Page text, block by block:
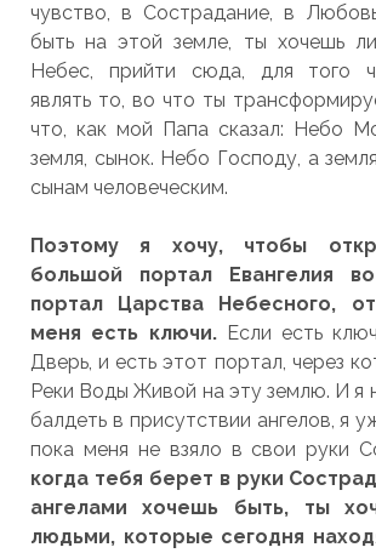
чувство, в Сострадание, в
быть на этой земле, ты хочешь
Небес, прийти сюда, для того
являть то, во что ты
что, как мой Папа сказал: Небо
земля, сынок. Небо Господу, а
сынам человеческим.
Поэтому я хочу, чтобы
большой портал Евангелия
портал Царства Небесного,
меня есть ключи.Если есть
Дверь, и есть этот портал, через
Реки Воды Живой на эту землю. И я
балдеть в присутствии ангелов, я
пока меня не взяло в свои руки
когда тебя берет в руки
ангелами хочешь быть, ты
людьми, которые сегодня